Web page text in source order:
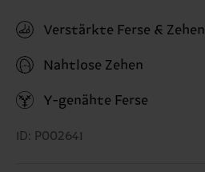
Verstärkte Ferse & Zehen
Nahtlose Zehen
Y-genähte Ferse
ID: P002641